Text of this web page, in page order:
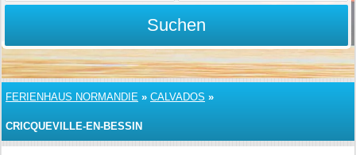
Suchen
FERIENHAUS NORMANDIE » CALVADOS »
CRICQUEVILLE-EN-BESSIN